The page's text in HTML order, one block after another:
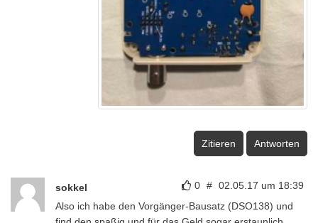
Zitieren Antworten
0 # 02.05.17 um 18:39
sokkel
Also ich habe den Vorgänger-Bausatz (DSO138) und